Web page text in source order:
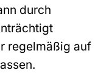
durch
regelmäßig auf